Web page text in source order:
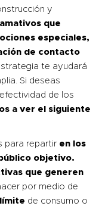
y
que
especiales,
de contacto
te ayudará
Si deseas
de los
a ver el siguiente
para repartir en los
objetivo.
que generen
por medio de
de consumo o